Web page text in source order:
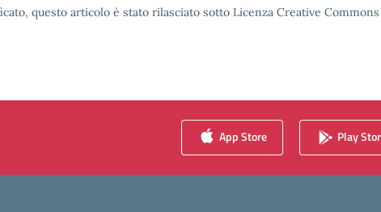
questo articolo è stato rilasciato sotto Licenza Creative
App Store Play